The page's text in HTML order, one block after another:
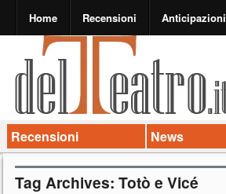
Home Recensioni Anticipazioni
Recensioni News
Tag Archives: Totò e Vicé